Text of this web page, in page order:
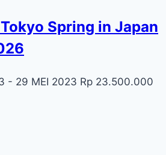
Spring in Japan
- 29 MEI 2023 Rp 23.500.000